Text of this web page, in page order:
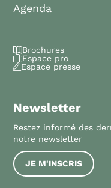
Agenda
Brochures
Espace pro
Espace presse
Newsletter
Restez informé des
notre newsletter
JE M'INSCRIS